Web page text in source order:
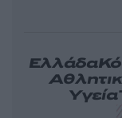
Ελλάδα
Υγεία